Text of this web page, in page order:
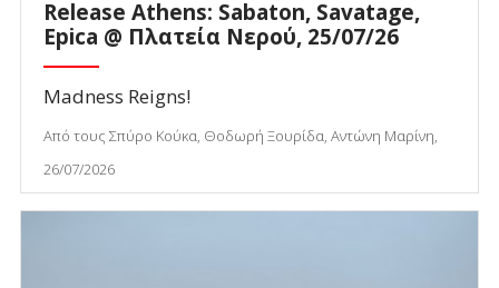
Release Athens: Sabaton, Savatage,
Epica @ Πλατεία Νερού, 25/07/26
Madness Reigns!
Από τους Σπύρο Κούκα, Θοδωρή Ξουρίδα, Αντώνη Μαρίνη,
26/07/2026